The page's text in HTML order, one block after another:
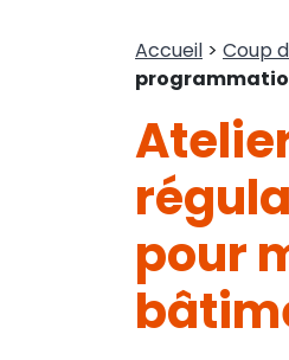
Accueil > Coup
pour